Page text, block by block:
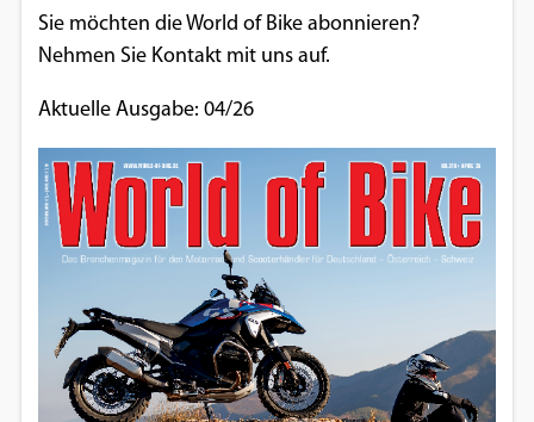
Sie möchten die World of Bike abonnieren?
Nehmen Sie Kontakt mit uns auf.
Aktuelle Ausgabe: 04/26